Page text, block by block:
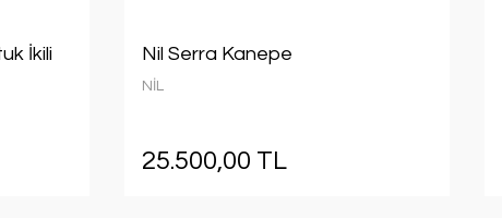
İkili Nil Serra Kanepe
NİL
25.500,00 TL